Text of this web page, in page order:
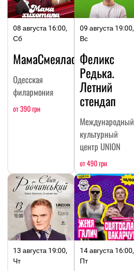
08 августа 16:00,
Сб
МамаСмеялась
Одесская
филармония
от 390 грн
09 августа 19:00,
Вс
Феликс
Редька.
Летний
стендап
Международный
культурный
центр UNION
от 490 грн
13 августа 19:00,
Чт
14 августа 16:00,
Пт